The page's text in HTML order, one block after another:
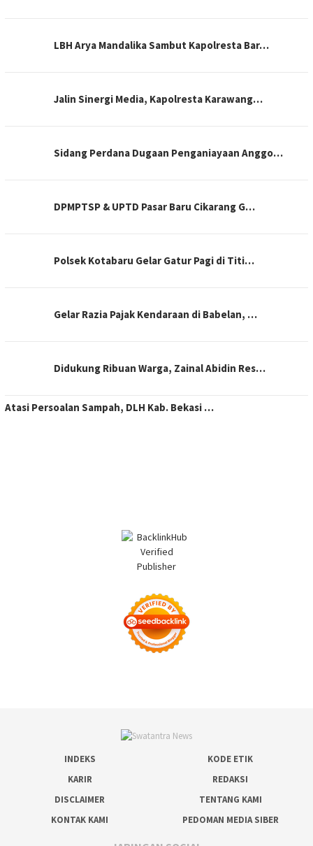
LBH Arya Mandalika Sambut Kapolresta Bar…
Jalin Sinergi Media, Kapolresta Karawang…
Sidang Perdana Dugaan Penganiayaan Anggo…
DPMPTSP & UPTD Pasar Baru Cikarang G…
Polsek Kotabaru Gelar Gatur Pagi di Titi…
Gelar Razia Pajak Kendaraan di Babelan, …
Didukung Ribuan Warga, Zainal Abidin Res…
Atasi Persoalan Sampah, DLH Kab. Bekasi …
INDEKS
KODE ETIK
KARIR
REDAKSI
DISCLAIMER
TENTANG KAMI
KONTAK KAMI
PEDOMAN MEDIA SIBER